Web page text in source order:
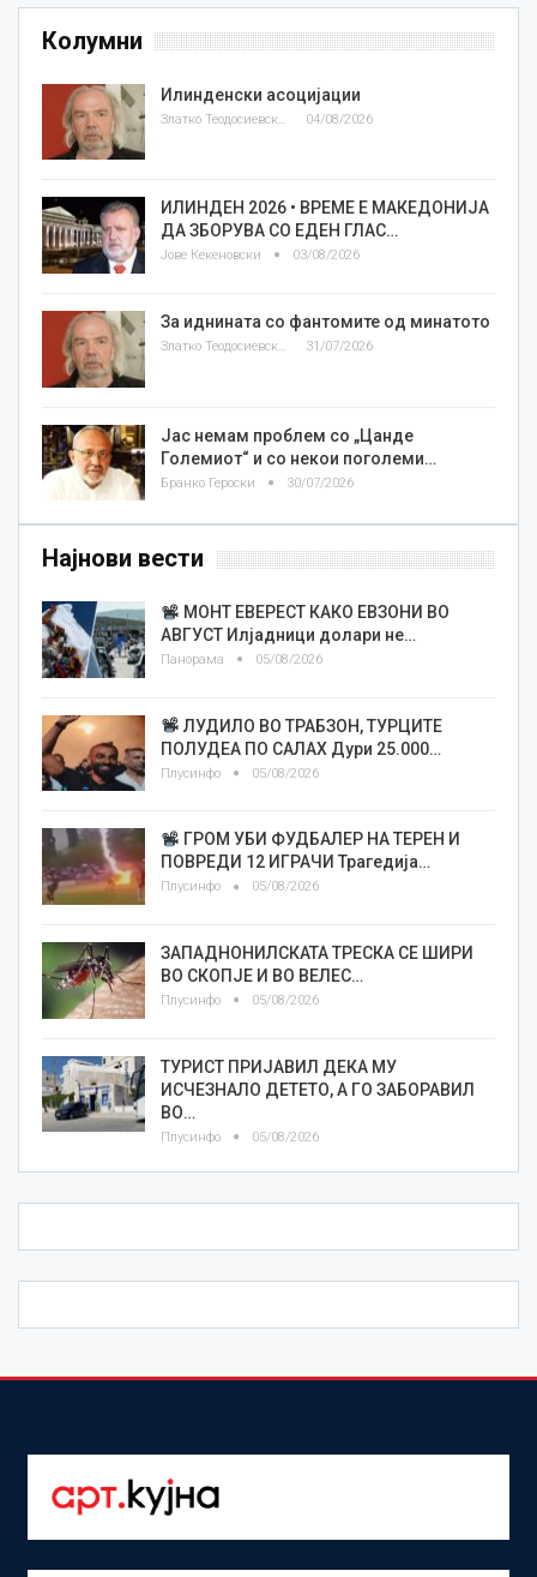
Колумни
Илинденски асоцијации
Златко Теодосиевски 04/08/2026
ИЛИНДЕН 2026 • ВРЕМЕ Е МАКЕДОНИЈА
ДА ЗБОРУВА СО ЕДЕН ГЛАС…
Јове Кекеновски 03/08/2026
За иднината со фантомите од минатото
Златко Теодосиевски 31/07/2026
Јас немам проблем со „Цанде
Големиот“ и со некои поголеми…
Бранко Героски 30/07/2026
Најнови вести
МОНТ ЕВЕРЕСТ КАКО ЕВЗОНИ ВО
АВГУСТ Илјадници долари не…
Панорама 05/08/2026
ЛУДИЛО ВО ТРАБЗОН, ТУРЦИТЕ
ПОЛУДЕА ПО САЛАХ Дури 25.000…
Плусинфо 05/08/2026
ГРОМ УБИ ФУДБАЛЕР НА ТЕРЕН И
ПОВРЕДИ 12 ИГРАЧИ Трагедија…
Плусинфо 05/08/2026
ЗАПАДНОНИЛСКАТА ТРЕСКА СЕ ШИРИ
ВО СКОПЈЕ И ВО ВЕЛЕС…
Плусинфо 05/08/2026
ТУРИСТ ПРИЈАВИЛ ДЕКА МУ
ИСЧЕЗНАЛО ДЕТЕТО, А ГО ЗАБОРАВИЛ
ВО…
Плусинфо 05/08/2026